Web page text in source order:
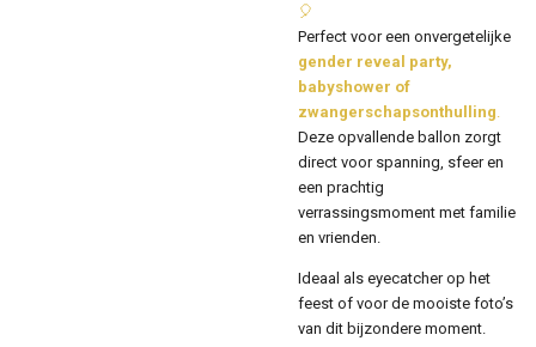
🎈
Perfect voor een onvergetelijke
gender reveal party,
babyshower of
zwangerschapsonthulling
Deze opvallende ballon zorgt
direct voor spanning, sfeer en
een prachtig
verrassingsmoment met familie
en vrienden.
Ideaal als eyecatcher op het
feest of voor de mooiste foto’s
van dit bijzondere moment.